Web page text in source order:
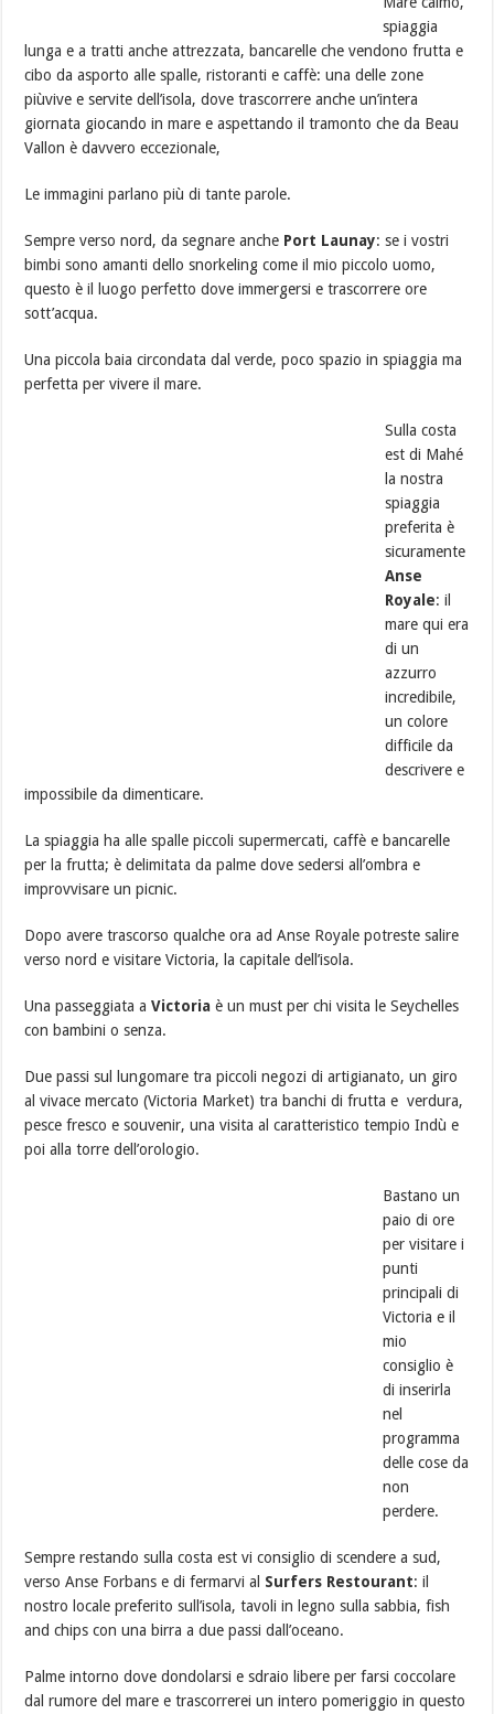
spiaggia
lunga e a tratti anche attrezzata, bancarelle che vendono frutta e
cibo da asporto alle spalle, ristoranti e caffè: una delle zone
piùvive e servite dell’isola, dove trascorrere anche un’intera
giornata giocando in mare e aspettando il tramonto che da Beau
Vallon è davvero eccezionale,
Le immagini parlano più di tante parole.
Sempre verso nord, da segnare anche Port Launay: se i vostri
bimbi sono amanti dello snorkeling come il mio piccolo uomo,
questo è il luogo perfetto dove immergersi e trascorrere ore
sott’acqua.
Una piccola baia circondata dal verde, poco spazio in spiaggia ma
perfetta per vivere il mare.
Sulla costa
est di Mahé
la nostra
spiaggia
preferita è
sicuramente
Anse
Royale: il
mare qui era
di un
azzurro
incredibile,
un colore
difficile da
descrivere e
impossibile da dimenticare.
La spiaggia ha alle spalle piccoli supermercati, caffè e bancarelle
per la frutta; è delimitata da palme dove sedersi all’ombra e
improvvisare un picnic.
Dopo avere trascorso qualche ora ad Anse Royale potreste salire
verso nord e visitare Victoria, la capitale dell’isola.
Una passeggiata a Victoria è un must per chi visita le Seychelles
con bambini o senza.
Due passi sul lungomare tra piccoli negozi di artigianato, un giro
al vivace mercato (Victoria Market) tra banchi di frutta e verdura,
pesce fresco e souvenir, una visita al caratteristico tempio Indù e
poi alla torre dell’orologio.
Bastano un
paio di ore
per visitare i
punti
principali di
Victoria e il
mio
consiglio è
di inserirla
nel
programma
delle cose da
non
perdere.
Sempre restando sulla costa est vi consiglio di scendere a sud,
verso Anse Forbans e di fermarvi al Surfers Restourant: il
nostro locale preferito sull’isola, tavoli in legno sulla sabbia, fish
and chips con una birra a due passi dall’oceano.
Palme intorno dove dondolarsi e sdraio libere per farsi coccolare
dal rumore del mare e trascorrerei un intero pomeriggio in questo